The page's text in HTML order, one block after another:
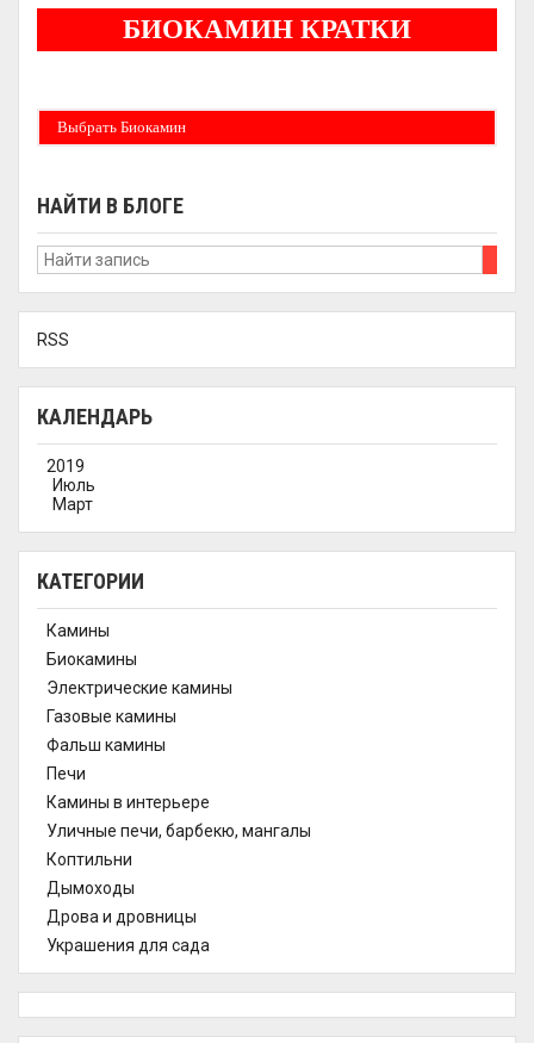
БИОКАМИН КРАТКИ
Выбрать Биокамин
НАЙТИ В БЛОГЕ
RSS
КАЛЕНДАРЬ
2019
Июль
Март
КАТЕГОРИИ
Камины
Биокамины
Электрические камины
Газовые камины
Фальш камины
Печи
Камины в интерьере
Уличные печи, барбекю, мангалы
Коптильни
Дымоходы
Дрова и дровницы
Украшения для сада